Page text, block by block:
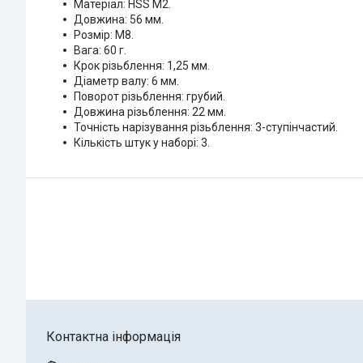
Матеріал: HSS M2.
Довжина: 56 мм.
Розмір: М8.
Вага: 60 г.
Крок різьблення: 1,25 мм.
Діаметр валу: 6 мм.
Поворот різьблення: грубий.
Довжина різьблення: 22 мм.
Точність нарізування різьблення: 3-ступінчастий.
Кількість штук у наборі: 3.